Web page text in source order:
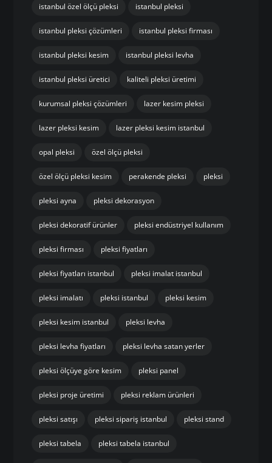
istanbul özel ölçü pleksi istanbul pleksi
istanbul pleksi çözümleri istanbul pleksi firması
istanbul pleksi kesim istanbul pleksi levha
istanbul pleksi üretici kaliteli pleksi üretimi
kurumsal pleksi çözümleri lazer kesim pleksi
lazer pleksi kesim lazer pleksi kesim istanbul
opal pleksi özel ölçü pleksi
özel ölçü pleksi kesim perakende pleksi pleksi
pleksi ayna pleksi dekorasyon
pleksi dekoratif ürünler pleksi endüstriyel kullanım
pleksi firması pleksi fiyatları
pleksi fiyatları istanbul pleksi imalat istanbul
pleksi imalatı pleksi istanbul pleksi kesim
pleksi kesim istanbul pleksi levha
pleksi levha fiyatları pleksi levha satan yerler
pleksi ölçüye göre kesim pleksi panel
pleksi proje üretimi pleksi reklam ürünleri
pleksi satışı pleksi sipariş istanbul pleksi stand
pleksi tabela pleksi tabela istanbul